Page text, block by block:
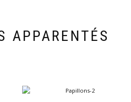
APPARENTÉS